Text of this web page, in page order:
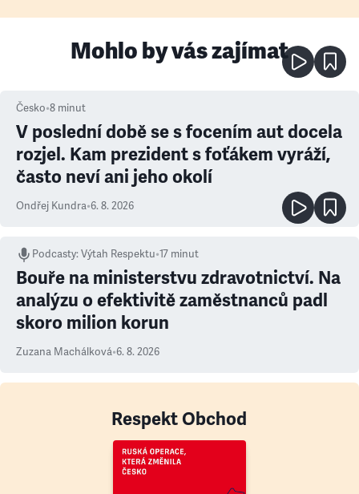
Mohlo by vás zajímat
Česko•8 minut
V poslední době se s focením aut docela
rozjel. Kam prezident s foťákem vyráží,
často neví ani jeho okolí
Ondřej Kundra•6. 8. 2026
Podcasty:Výtah Respektu•17 minut
Bouře na ministerstvu zdravotnictví. Na
analýzu o efektivitě zaměstnanců padl
skoro milion korun
Zuzana Machálková•6. 8. 2026
Respekt Obchod